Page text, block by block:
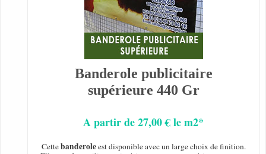
Banderole publicitaire
supérieure 440 Gr
A partir de 27,00 € le m2*
Cettebanderoleest disponible avec un large choix de finition.